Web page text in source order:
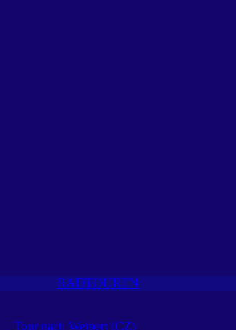
RADTOUREN
Tour nach Weipert (CZ)